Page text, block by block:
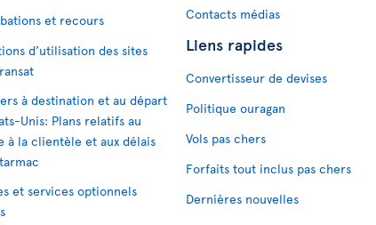
et recours
d’utilisation des sites
à destination et au départ
Unis: Plans relatifs au
à la clientèle et aux délais
et services optionnels
Contacts médias
Liens rapides
Convertisseur de devises
Politique ouragan
Vols pas chers
Forfaits tout inclus pas chers
Dernières nouvelles